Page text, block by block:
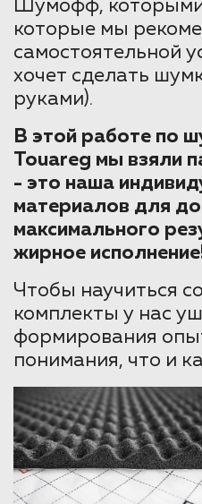
Шумофф,
которые мы
самостоятельной
хочет сделать
руками).
В этой работе по
Touareg мы взяли
- это наша
материалов для
максимального
жирное
Чтобы научиться
комплекты у нас
формирования
понимания, что и